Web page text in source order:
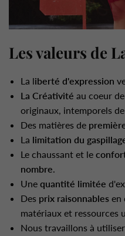
Les valeurs de
La liberté d'expression
La Créativité au coeur
originaux, intemporels
Des matières de
La limitation du
Le chaussant et le
nombre.
Une quantité limitée
Des prix raisonnables en
matériaux et ressources
Nous travaillons à